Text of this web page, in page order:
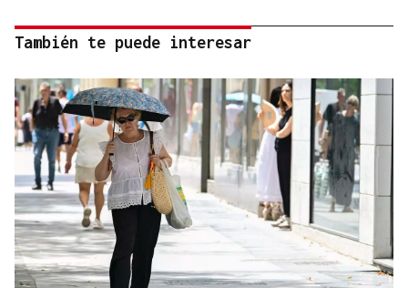
También te puede interesar